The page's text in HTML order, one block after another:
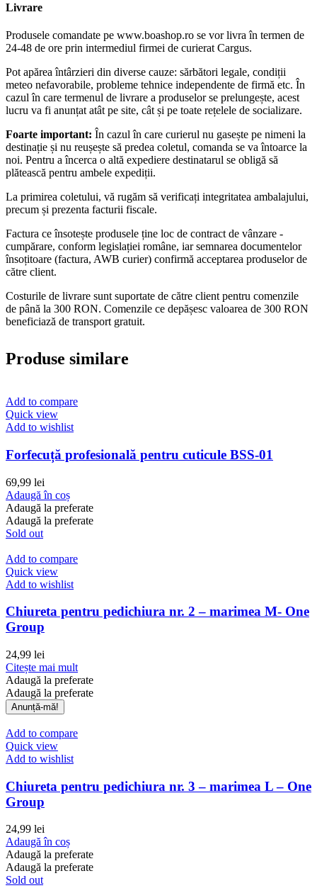
Livrare
Produsele comandate pe www.boashop.ro se vor livra în termen de
24-48 de ore prin intermediul firmei de curierat Cargus.
Pot apărea întârzieri din diverse cauze: sărbători legale, condiții
meteo nefavorabile, probleme tehnice independente de firmă etc. În
cazul în care termenul de livrare a produselor se prelungește, acest
lucru va fi anunțat atât pe site, cât și pe toate rețelele de socializare.
Foarte important: În cazul în care curierul nu gasește pe nimeni la
destinație și nu reușește să predea coletul, comanda se va întoarce la
noi. Pentru a încerca o altă expediere destinatarul se obligă să
plătească pentru ambele expediții.
La primirea coletului, vă rugăm să verificați integritatea ambalajului,
precum și prezenta facturii fiscale.
Factura ce însotește produsele ține loc de contract de vânzare -
cumpărare, conform legislației române, iar semnarea documentelor
însoțitoare (factura, AWB curier) confirmă acceptarea produselor de
către client.
Costurile de livrare sunt suportate de către client pentru comenzile
de până la 300 RON. Comenzile ce depășesc valoarea de 300 RON
beneficiază de transport gratuit.
Produse similare
Add to compare
Quick view
Add to wishlist
Forfecuță profesională pentru cuticule BSS-01
69,99 lei
Adaugă în coș
Adaugă la preferate
Adaugă la preferate
Sold out
Add to compare
Quick view
Add to wishlist
Chiureta pentru pedichiura nr. 2 – marimea M- One
Group
24,99 lei
Citește mai mult
Adaugă la preferate
Adaugă la preferate
Add to compare
Quick view
Add to wishlist
Chiureta pentru pedichiura nr. 3 – marimea L – One
Group
24,99 lei
Adaugă în coș
Adaugă la preferate
Adaugă la preferate
Sold out